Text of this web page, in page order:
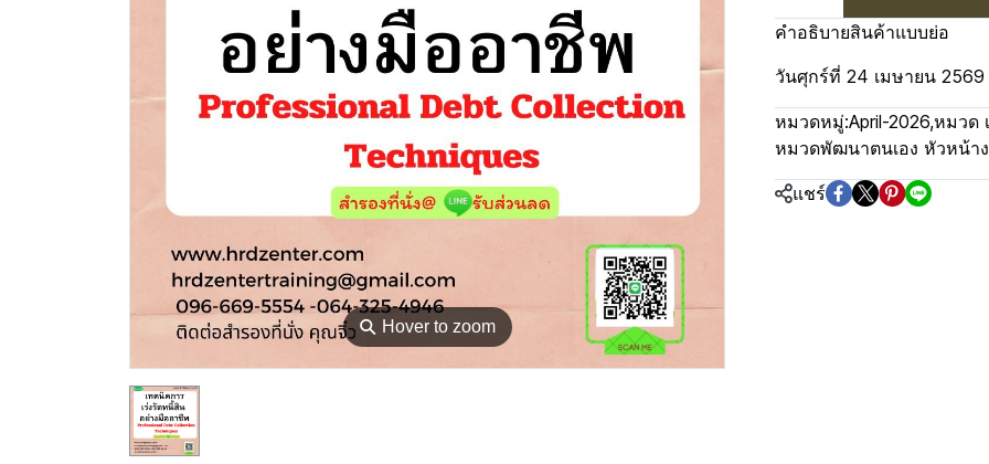
⚲ Hover to zoom
คำอธิบายสินค้าแบบย่อ
วันศุกร์ที่ 24 เมษายน
หมวดหมู่:April-2026,หมวด
หมวดพัฒนาตนเอง หัวหน้า
แชร์